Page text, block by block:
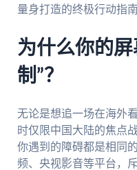
量身打造的终极行动指南
为什么你的
制”？
无论是想追一场在海外
时仅限中国大陆的焦点
你遇到的障碍都是相同
频、央视影音等平台，